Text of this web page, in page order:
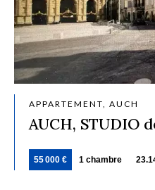
APPARTEMENT, AUCH
AUCH, STUDIO
55 000 € 1 chambre